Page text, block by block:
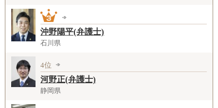
沖野陽平(弁護士)
石川県
4位
河野正(弁護士)
静岡県